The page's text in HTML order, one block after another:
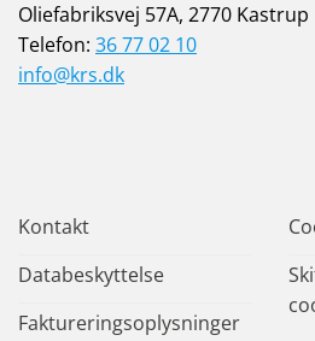
Oliefabriksvej 57A, 2770 Kastrup
Telefon: 36 77 02 10
info@krs.dk
Kontakt
Databeskyttelse
Faktureringsoplysninger